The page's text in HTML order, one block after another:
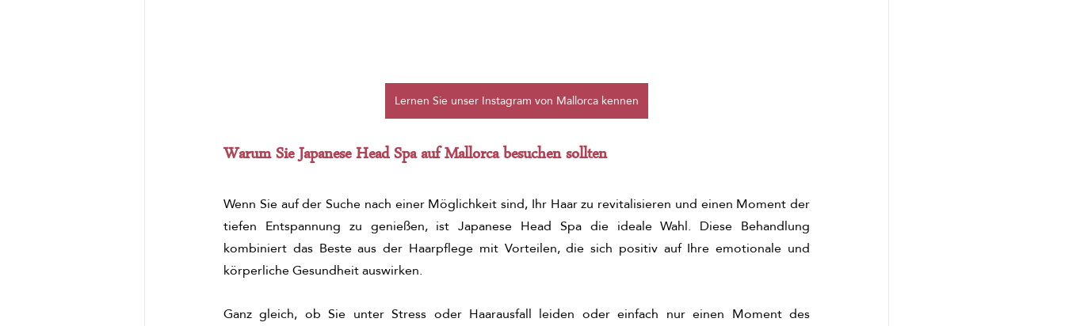
Lernen Sie unser Instagram von Mallorca kennen
Warum Sie Japanese Head Spa auf Mallorca besuchen sollten
Wenn Sie auf der Suche nach einer Möglichkeit sind, Ihr Haar zu revitalisieren und einen Moment der
tiefen Entspannung zu genießen, ist Japanese Head Spa die ideale Wahl. Diese Behandlung
kombiniert das Beste aus der Haarpflege mit Vorteilen, die sich positiv auf Ihre emotionale und
körperliche Gesundheit auswirken.
Ganz gleich, ob Sie unter Stress oder Haarausfall leiden oder einfach nur einen Moment des